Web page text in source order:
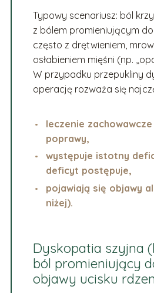
Typowy scenariusz: ból
z bólem promieniującym
często z drętwieniem,
osłabieniem mięśni (np.
W przypadku przepukliny
operację rozważa się
leczenie
poprawy,
występuje istotny
deficyt postępuje,
pojawiają się objawy
niżej).
Dyskopatia szyjna
ból promieniujący
objawy ucisku